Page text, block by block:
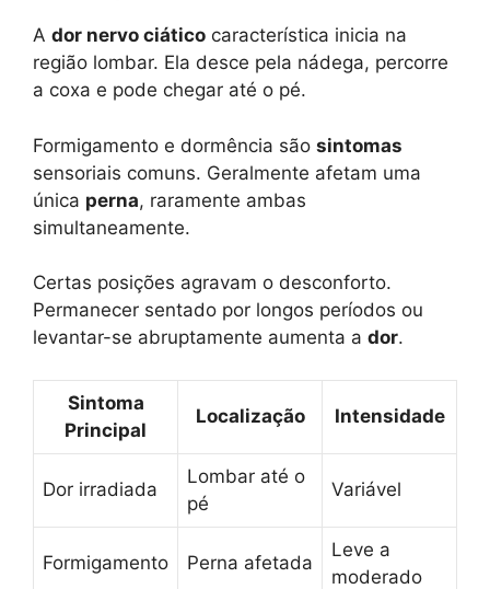
A dor nervo ciático característica inicia na
região lombar. Ela desce pela nádega, percorre
a coxa e pode chegar até o pé.
Formigamento e dormência são sintomas
sensoriais comuns. Geralmente afetam uma
única perna, raramente ambas
simultaneamente.
Certas posições agravam o desconforto.
Permanecer sentado por longos períodos ou
levantar-se abruptamente aumenta a dor.
Sintoma
Principal
Localização Intensidade
Dor irradiada
Lombar até o
pé
Variável
Formigamento Perna afetada
Leve a
moderado